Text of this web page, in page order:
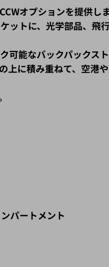
オプションを提供し
ットに、光学部品、飛
能なバックパックス
に積み重ねて、空港
パートメント